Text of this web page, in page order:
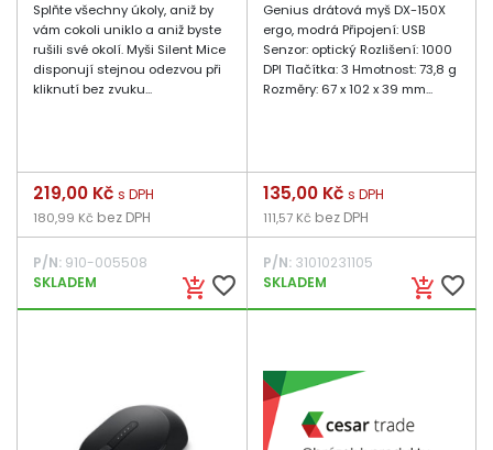
Splňte všechny úkoly, aniž by
vám cokoli uniklo a aniž byste
rušili své okolí. Myši Silent Mice
disponují stejnou odezvou při
kliknutí bez zvuku...
add_shopping_cart favorite_border
Cena
219,00 Kč s DPH
180,99 Kč bez DPH
P/N: 910-005508
SKLADEM
Genius drátová myš DX-150X
ergo, modrá Připojení: USB
Senzor: optický Rozlišení: 1000
DPI Tlačítka: 3 Hmotnost: 73,8 g
Rozměry: 67 x 102 x 39 mm...
add_shopping_cart favorite_border
Cena
135,00 Kč s DPH
111,57 Kč bez DPH
P/N:31010231105
SKLADEM